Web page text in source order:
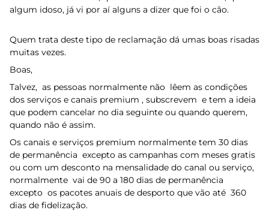
algum idoso, já vi por aí alguns a dizer que foi o cão.
Quem trata deste tipo de reclamação dá umas boas risadas
muitas vezes.
Boas,
Talvez, as pessoas normalmente não lêem as condições
dos serviços e canais premium , subscrevem e tem a ideia
que podem cancelar no dia seguinte ou quando querem,
quando não é assim.
Os canais e serviços premium normalmente tem 30 dias
de permanência excepto as campanhas com meses gratis
ou com um desconto na mensalidade do canal ou serviço,
normalmente vai de 90 a 180 dias de permanência
excepto os pacotes anuais de desporto que vão até 360
dias de fidelização.